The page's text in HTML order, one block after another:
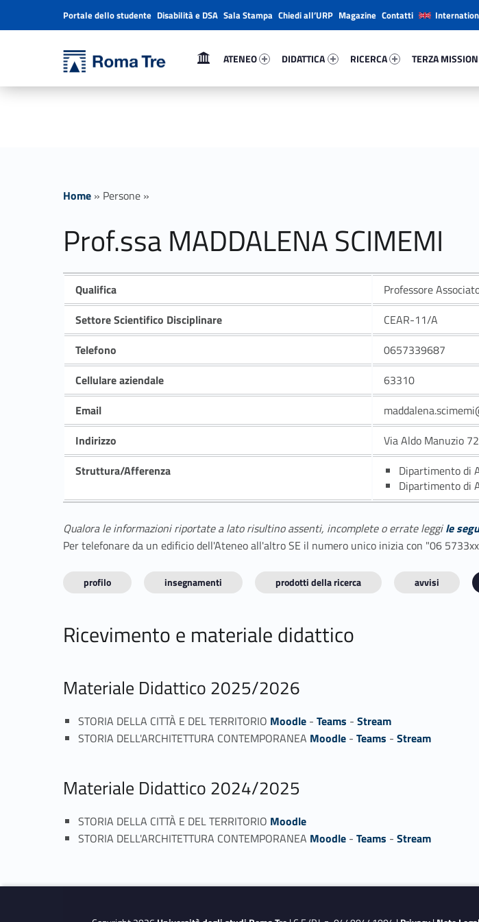
Prof.ssa MADDALENA SCIMEMI - Università Roma Tre
Primary Menu
ATENEO
DIDATTICA
RICERCA
TERZA
Header info sidebar
Portale dello studente Disabilità e DSA Sala Stampa Chiedi all’URP Magazine Contatti
Home » Persone »
Prof.ssa MADDALENA SCIMEMI
Qualifica
Professore
Settore Scientifico Disciplinare
CEAR-11/A
Telefono
0657339687
Cellulare aziendale
63310
Email
Indirizzo
Via Aldo Manuzio 72
Struttura/Afferenza
Dipartimento di
Dipartimento di
Qualora le informazioni riportate a lato risultino assenti, incomplete o errate leggile
Per telefonare da un edificio dell'Ateneo all'altro SE il numero unico inizia con "06
profilo insegnamenti prodotti della ricerca avvisi
Ricevimento e materiale didattico
Materiale Didattico 2025/2026
STORIA DELLA CITTÀ E DEL TERRITORIO Moodle -Teams -Stream
STORIA DELL'ARCHITETTURA CONTEMPORANEA Moodle -Teams -Stream
Materiale Didattico 2024/2025
STORIA DELLA CITTÀ E DEL TERRITORIO Moodle
STORIA DELL'ARCHITETTURA CONTEMPORANEA Moodle -Teams -Stream